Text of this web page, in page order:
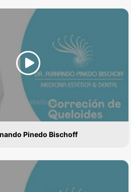
Pinedo Bischoff